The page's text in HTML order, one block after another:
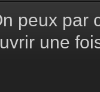
peux par
une